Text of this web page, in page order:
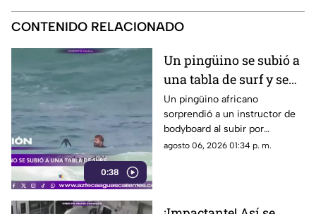
CONTENIDO RELACIONADO
0:38
Un pingüino se subió a
una tabla de surf y se
viraliza
Un pingüino africano
sorprendió a un instructor de
bodyboard al subir por
iniciativa propia a su tabla y
agosto 06, 2026 01:34 p. m.